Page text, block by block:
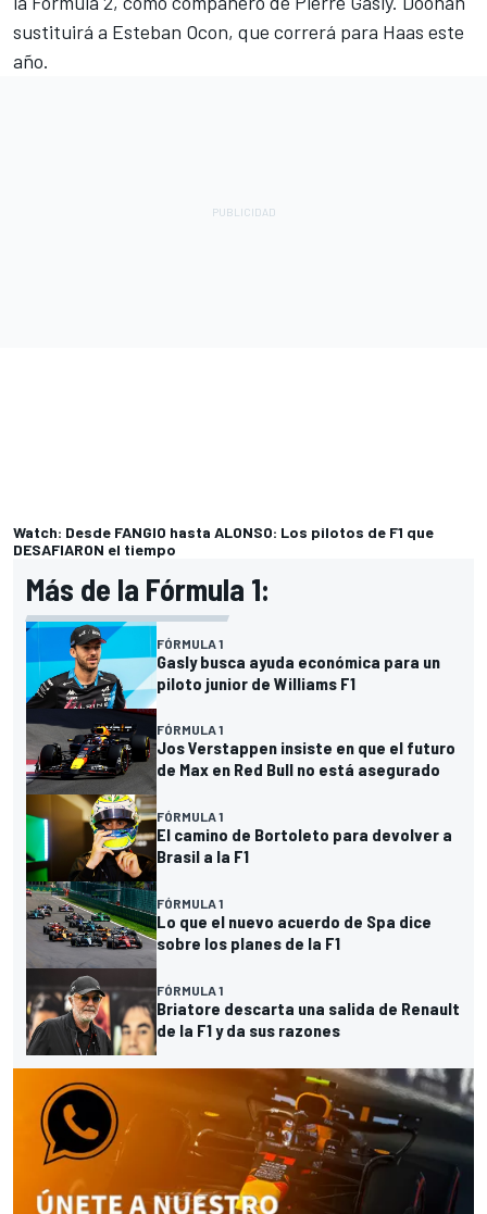
sustituirá a Esteban Ocon, que correrá para Haas este
año.
Watch: Desde FANGIO hasta ALONSO: Los pilotos de F1 que
DESAFIARON el tiempo
Más de la Fórmula 1:
FÓRMULA 1
Gasly busca ayuda económica para un
piloto junior de Williams F1
FÓRMULA 1
Jos Verstappen insiste en que el futuro
de Max en Red Bull no está asegurado
FÓRMULA 1
El camino de Bortoleto para devolver a
Brasil a la F1
FÓRMULA 1
Lo que el nuevo acuerdo de Spa dice
sobre los planes de la F1
FÓRMULA 1
Briatore descarta una salida de Renault
de la F1 y da sus razones